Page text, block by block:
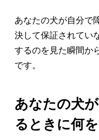
あなたの犬が自分で
決して保証されてい
するのを見た瞬間か
です。
あなたの犬
るときに何